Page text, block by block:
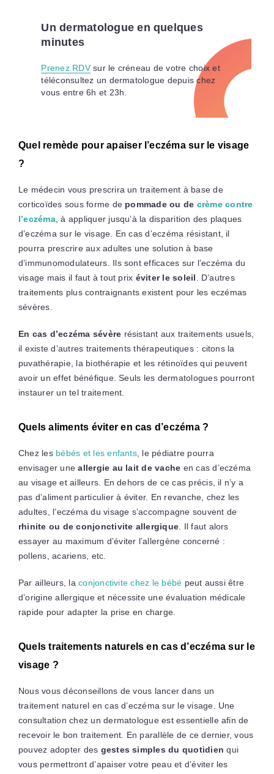
Un dermatologue en quelques
minutes
Prenez RDVsur le créneau de votre choix et
téléconsultez un dermatologue depuis chez
vous entre 6h et 23h.
Quel remède pour apaiser l’eczéma sur le visage
?
Le médecin vous prescrira un traitement à base de
corticoïdes sous forme depommade ou de crème contre
l’eczéma, à appliquer jusqu’à la disparition des plaques
d’eczéma sur le visage. En cas d’eczéma résistant, il
pourra prescrire aux adultes une solution à base
d’immunomodulateurs. Ils sont efficaces sur l’eczéma du
visage mais il faut à tout prix éviter le soleil. D’autres
traitements plus contraignants existent pour les eczémas
sévères.
En cas d’eczéma sévère résistant aux traitements usuels,
il existe d’autres traitements thérapeutiques : citons la
puvathérapie, la biothérapie et les rétinoïdes qui peuvent
avoir un effet bénéfique. Seuls les dermatologues pourront
instaurer un tel traitement.
Quels aliments éviter en cas d’eczéma ?
Chez les bébés et les enfants, le pédiatre pourra
envisager uneallergie au lait de vache en cas d’eczéma
au visage et ailleurs. En dehors de ce cas précis, il n’y a
pas d’aliment particulier à éviter. En revanche, chez les
adultes, l’eczéma du visage s’accompagne souvent de
rhinite ou de conjonctivite allergique. Il faut alors
essayer au maximum d’éviter l’allergène concerné :
pollens, acariens, etc.
Par ailleurs, laconjonctivite chez le bébé peut aussi être
d’origine allergique et nécessite une évaluation médicale
rapide pour adapter la prise en charge.
Quels traitements naturels en cas d’eczéma sur le
visage ?
Nous vous déconseillons de vous lancer dans un
traitement naturel en cas d’eczéma sur le visage. Une
consultation chez un dermatologue est essentielle afin de
recevoir le bon traitement. En parallèle de ce dernier, vous
pouvez adopter des gestes simples du quotidien qui
vous permettront d’apaiser votre peau et d’éviter les